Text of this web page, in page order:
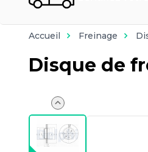
Accueil Freinage
Disque de